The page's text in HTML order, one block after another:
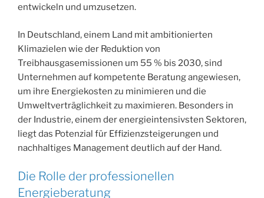
entwickeln und umzusetzen.
In Deutschland, einem Land mit ambitionierten
Klimazielen wie der Reduktion von
Treibhausgasemissionen um 55 % bis 2030, sind
Unternehmen auf kompetente Beratung angewiesen,
um ihre Energiekosten zu minimieren und die
Umweltverträglichkeit zu maximieren. Besonders in
der Industrie, einem der energieintensivsten Sektoren,
liegt das Potenzial für Effizienzsteigerungen und
nachhaltiges Management deutlich auf der Hand.
Die Rolle der professionellen
Energieberatung